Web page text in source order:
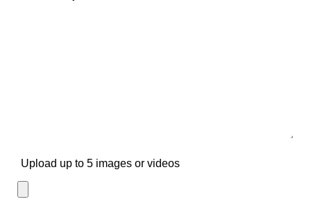
Upload up to 5 images or videos